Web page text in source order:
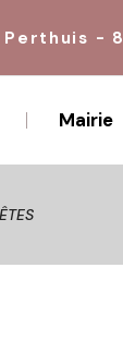
Perthuis -
Mairie